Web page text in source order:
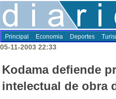
Principal Economia Deportes
05-11-2003 22:33
Kodama defiende
intelectual de obra